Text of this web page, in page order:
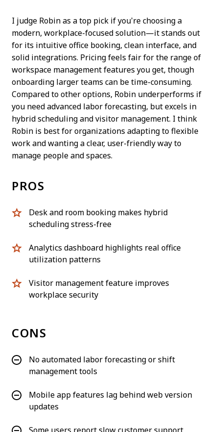
I judge Robin as a top pick if you’re choosing a
modern, workplace-focused solution—it stands out
for its intuitive office booking, clean interface, and
solid integrations. Pricing feels fair for the range of
workspace management features you get, though
onboarding larger teams can be time-consuming.
Compared to other options, Robin underperforms if
you need advanced labor forecasting, but excels in
hybrid scheduling and visitor management. I think
Robin is best for organizations adapting to flexible
work and wanting a clear, user-friendly way to
manage people and spaces.
PROS
Desk and room booking makes hybrid
scheduling stress-free
Analytics dashboard highlights real office
utilization patterns
Visitor management feature improves
workplace security
CONS
No automated labor forecasting or shift
management tools
Mobile app features lag behind web version
updates
Some users report slow customer support